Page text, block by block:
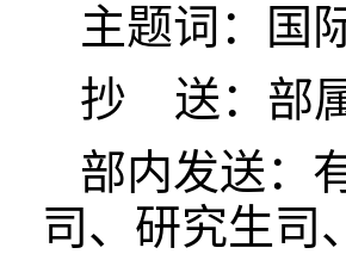
主题词：国
抄 送：部
部内发送：
司、研究生司